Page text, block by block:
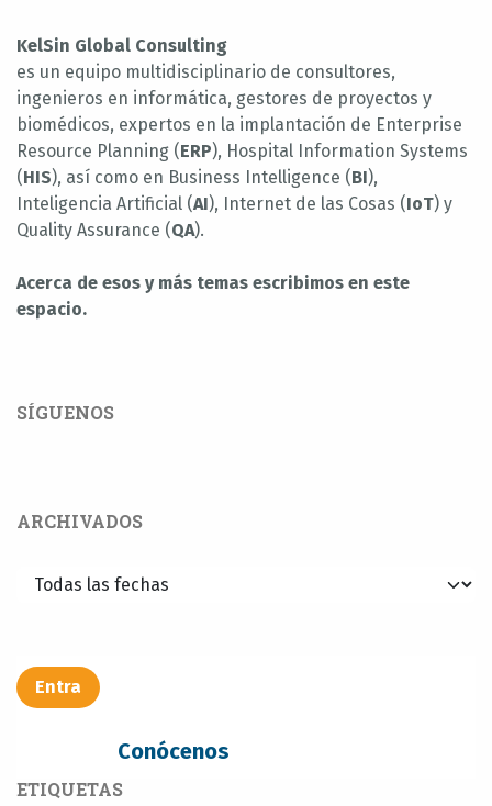
KelSin Global Consulting
es un equipo multidisciplinario de consultores,
ingenieros en informática, gestores de proyectos y
biomédicos, expertos en la implantación de Enterprise
Resource Planning (ERP), Hospital Information Systems
(HIS), así como en Business Intelligence (BI),
Inteligencia Artificial (AI), Internet de las Cosas (IoT) y
Quality Assurance (QA).
Acerca de esos y más temas escribimos en este
espacio.
SÍGUENOS
ARCHIVADOS
Entra​​​​
Conócenos
ETIQUETAS